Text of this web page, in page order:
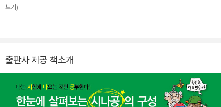
보기)
출판사 제공 책소개